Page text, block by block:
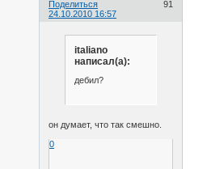
Поделиться
91
24.10.2010 16:57
italiano
написал(а):
дебил?
он думает, что так смешно.
0